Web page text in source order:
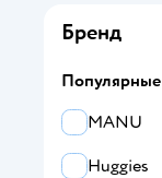
Бренд
Популярные
MANU
Huggies